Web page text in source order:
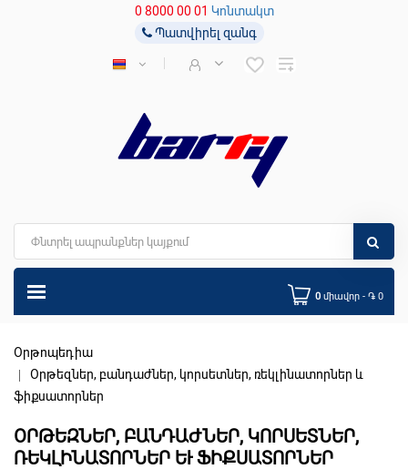
0 8000 00 01 Կոնտակտ
Պատվիրել զանգ
0 միավոր - ֏ 0
Օրթոպեդիա
Օրթեզներ, բանդաժներ, կորսետներ, ռեկլինատորներ և
ֆիքսատորներ
ՕՐԹԵԶՆԵՐ, ԲԱՆԴԱԺՆԵՐ, ԿՈՐՍԵՏՆԵՐ,
ՌԵԿԼԻՆԱՏՈՐՆԵՐ ԵՒ ՖԻՔՍԱՏՈՐՆԵՐ